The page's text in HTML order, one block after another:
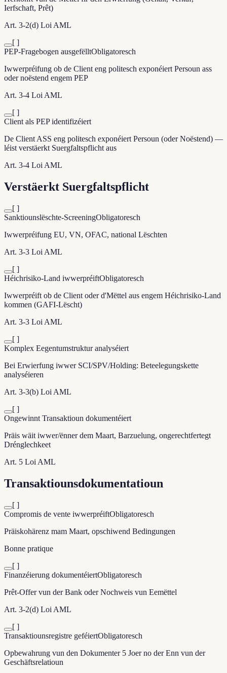
Ierfschaft, Prêt)
Art. 3-2(d) Loi AML
[ ]
PEP-Fragebogen ausgefëlltObligatoresch
Iwwerpréifung ob de Client eng politesch exponéiert Persoun ass
oder noëstend engem PEP
Art. 3-4 Loi AML
[ ]
Client als PEP identifizéiert
De Client ASS eng politesch exponéiert Persoun (oder Noëstend) —
léist verstäerkt Suergfaltspflicht aus
Art. 3-4 Loi AML
Verstäerkt Suergfaltspflicht
[ ]
Sanktiounslëschte-ScreeningObligatoresch
Iwwerpréifung EU, VN, OFAC, national Lëschten
Art. 3-3 Loi AML
[ ]
Héichrisiko-Land iwwerpréiftObligatoresch
Iwwerpréift ob de Client oder d'Mëttel aus engem Héichrisiko-Land
kommen (GAFI-Lëscht)
Art. 3-3 Loi AML
[ ]
Komplex Eegentumstruktur analyséiert
Bei Erwierfung iwwer SCI/SPV/Holding: Beteelegungskette
analyséieren
Art. 3-3(b) Loi AML
[ ]
Ongewinnt Transaktioun dokumentéiert
Präis wäit iwwer/ënner dem Maart, Barzuelung, ongerechtfertegt
Drénglechkeet
Art. 5 Loi AML
Transaktiounsdokumentatioun
[ ]
Compromis de vente iwwerpréiftObligatoresch
Präiskohärenz mam Maart, opschiwend Bedingungen
Bonne pratique
[ ]
Finanzéierung dokumentéiertObligatoresch
Prêt-Offer vun der Bank oder Nochweis vun Eemëttel
Art. 3-2(d) Loi AML
[ ]
Transaktiounsregistre geféiertObligatoresch
Opbewahrung vun den Dokumenter 5 Joer no der Enn vun der
Geschäftsrelatioun